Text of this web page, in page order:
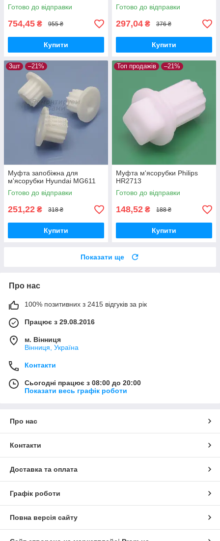
Готово до відправки
754,45 ₴ 955 ₴
Купити
Готово до відправки
297,04 ₴ 376 ₴
Купити
3шт –21%
Муфта запобіжна для
м'ясорубки Hyundai MG611
Готово до відправки
251,22 ₴ 318 ₴
Купити
Топ продажів –21%
Муфта м'ясорубки Philips
HR2713
Готово до відправки
148,52 ₴ 188 ₴
Купити
Показати ще
Про нас
100% позитивних з 2415 відгуків за рік
Працює з 29.08.2016
м. Вінниця
Вінниця, Україна
Контакти
Сьогодні працює з 08:00 до 20:00
Показати весь графік роботи
Про нас
Контакти
Доставка та оплата
Графік роботи
Повна версія сайту